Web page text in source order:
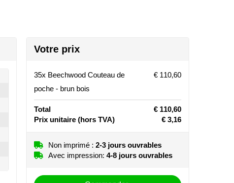
Votre prix
35x Beechwood Couteau de
poche - brun bois
€ 110,60
Total
€ 110,60
Prix unitaire(hors TVA) € 3,16
Non imprimé : 2-3 jours ouvrables
Avec impression: 4-8 jours ouvrables